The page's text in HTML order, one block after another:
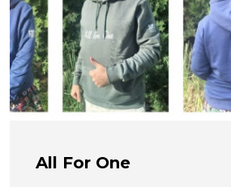
All For One